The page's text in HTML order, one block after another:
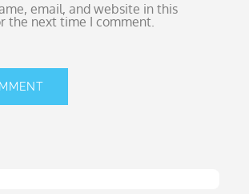
email, and website in this
the next time I comment.